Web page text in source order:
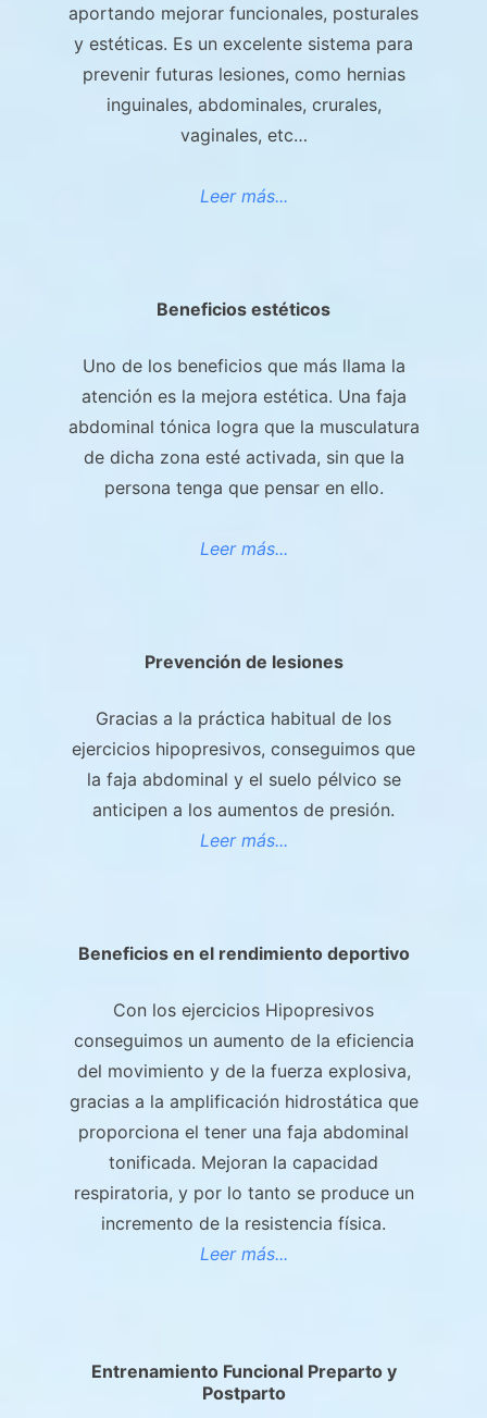
aportando mejorar funcionales, posturales
y estéticas. Es un excelente sistema para
prevenir futuras lesiones, como hernias
inguinales, abdominales, crurales,
vaginales, etc…
Leer más...
Beneficios estéticos
Uno de los beneficios que más llama la
atención es la mejora estética. Una faja
abdominal tónica logra que la musculatura
de dicha zona esté activada, sin que la
persona tenga que pensar en ello.
Leer más...
Prevención de lesiones
Gracias a la práctica habitual de los
ejercicios hipopresivos, conseguimos que
la faja abdominal y el suelo pélvico se
anticipen a los aumentos de presión.
Leer más...
Beneficios en el rendimiento deportivo
Con los ejercicios Hipopresivos
conseguimos un aumento de la eficiencia
del movimiento y de la fuerza explosiva,
gracias a la amplificación hidrostática que
proporciona el tener una faja abdominal
tonificada. Mejoran la capacidad
respiratoria, y por lo tanto se produce un
incremento de la resistencia física.
Leer más...
Entrenamiento Funcional Preparto y
Postparto